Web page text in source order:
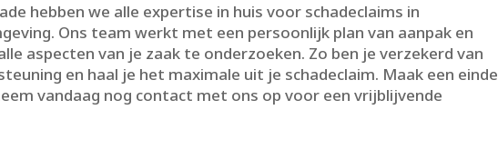
hebben we alle expertise in huis voor schadeclaims in
Ons team werkt met een persoonlijk plan van aanpak en
aspecten van je zaak te onderzoeken.​ Zo ben je verzekerd van
en haal je het maximale uit je schadeclaim.​ Maak een einde
vandaag nog contact met ons op voor een vrijblijvende